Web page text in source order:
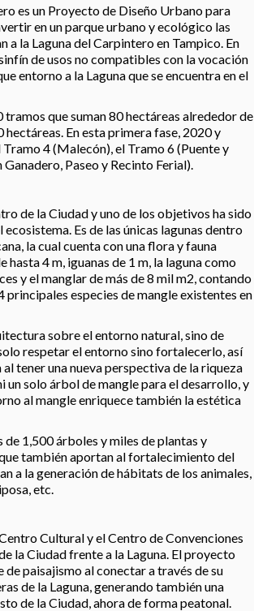
es un Proyecto de Diseño Urbano para
en un parque urbano y ecológico las
a la Laguna del Carpintero en Tampico. En
de usos no compatibles con la vocación
entorno a la Laguna que se encuentra en el
que suman 80 hectáreas alrededor de
En esta primera fase, 2020 y
4 (Malecón), el Tramo 6 (Puente y
Paseo y Recinto Ferial).
de la Ciudad y uno de los objetivos ha sido
Es de las únicas lagunas dentro
la cual cuenta con una flora y fauna
4 m, iguanas de 1 m, la laguna como
y el manglar de más de 8 mil m2, contando
principales especies de mangle existentes en
sobre el entorno natural, sino de
respetar el entorno sino fortalecerlo, así
tener una nueva perspectiva de la riqueza
un solo árbol de mangle para el desarrollo, y
al mangle enriquece también la estética
de 1,500 árboles y miles de plantas y
también aportan al fortalecimiento del
a la generación de hábitats de los animales,
etc.
Cultural y el Centro de Convenciones
la Ciudad frente a la Laguna. El proyecto
paisajismo al conectar a través de su
de la Laguna, generando también una
de la Ciudad, ahora de forma peatonal.